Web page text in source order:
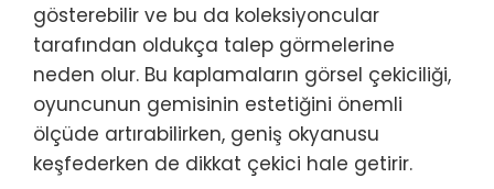
gösterebilir ve bu da koleksiyoncular
tarafından oldukça talep görmelerine
neden olur. Bu kaplamaların görsel çekiciliği,
oyuncunun gemisinin estetiğini önemli
ölçüde artırabilirken, geniş okyanusu
keşfederken de dikkat çekici hale getirir.